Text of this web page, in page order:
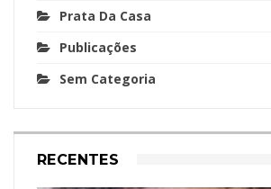
Prata Da Casa
Publicações
Sem Categoria
RECENTES